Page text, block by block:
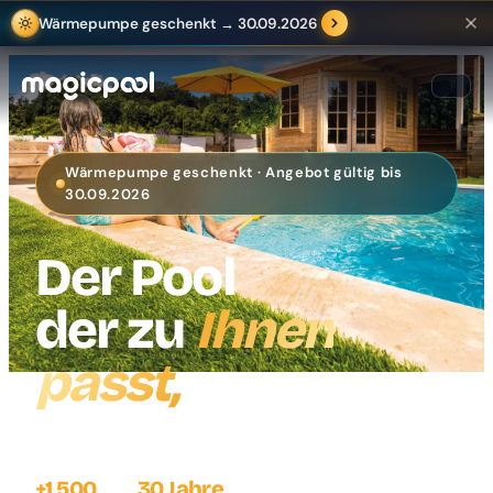
Wärmepumpe geschenkt → 30.09.2026
Wärmepumpe geschenkt · Angebot gültig bis
30.09.2026
Der Pool
der zuIhnen
passt,